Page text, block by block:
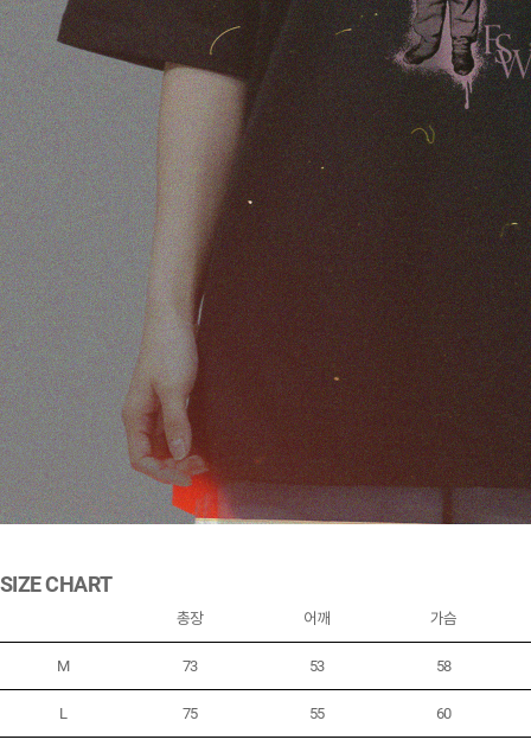
SIZE CHART
총장 어깨 가슴
M 73 53 58
L 75 55 60